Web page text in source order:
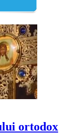
ortodox